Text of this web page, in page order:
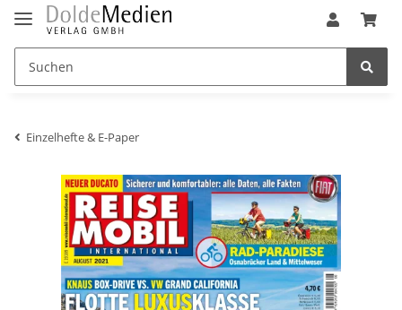
Einzelhefte & E-Paper